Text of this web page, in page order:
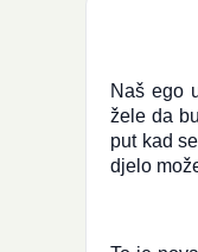
Naš ego
žele da
put kad
djelo